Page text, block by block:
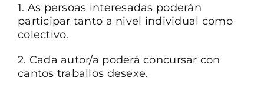
1. As persoas interesadas poderán
participar tanto a nivel individual como
colectivo.
2. Cada autor/a poderá concursar con
cantos traballos desexe.